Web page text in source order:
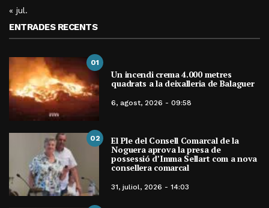
« jul.
ENTRADES RECENTS
01
Un incendi crema 4.000 metres
quadrats a la deixalleria de Balaguer
6, agost, 2026 - 09:58
02 El Ple del Consell Comarcal de la
Noguera aprova la presa de
possessió d’Imma Sellart com a nova
consellera comarcal
31, juliol, 2026 - 14:03